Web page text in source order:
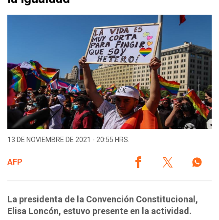
13 DE NOVIEMBRE DE 2021 - 20:55 HRS.
AFP
La presidenta de la Convención Constitucional,
Elisa Loncón, estuvo presente en la actividad.